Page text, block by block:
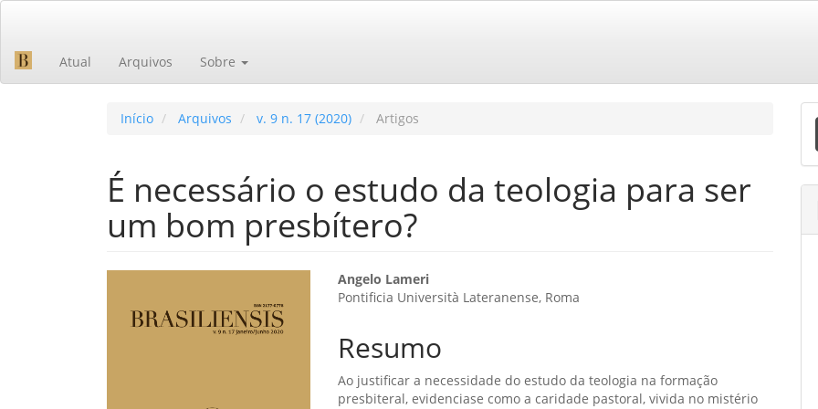
principal
Barra
Atual Arquivos Sobre
Início Arquivos v. 9 n. 17 (2020) Artigos
É necessário o estudo da teologia para ser
um bom presbítero?
lateral
Conteúdo
do
artigo
principal
Angelo Lameri
Pontificia Università Lateranense, Roma
Resumo
Ao justificar a necessidade do estudo da teologia na formação
presbiteral, evidenciase como a caridade pastoral, vivida no mistério